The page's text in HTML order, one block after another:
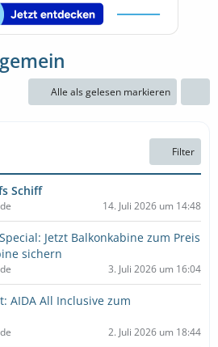
Alle als gelesen markieren
Filter
Schiff
14. Juli 2026 um 14:48
Jetzt Balkonkabine zum Preis
sichern
3. Juli 2026 um 16:04
AIDA All Inclusive zum
2. Juli 2026 um 18:44